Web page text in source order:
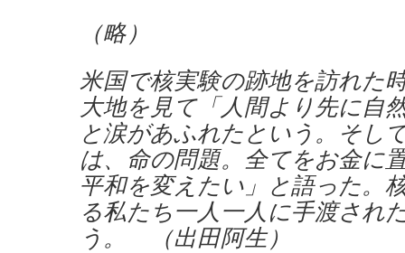
（略）
米国で核実験の跡地を訪れた
大地を見て「人間より先に自
と涙があふれたという。そし
は、命の問題。全てをお金に
平和を変えたい」と語った。
る私たち一人一人に手渡され
う。 （出田阿生）